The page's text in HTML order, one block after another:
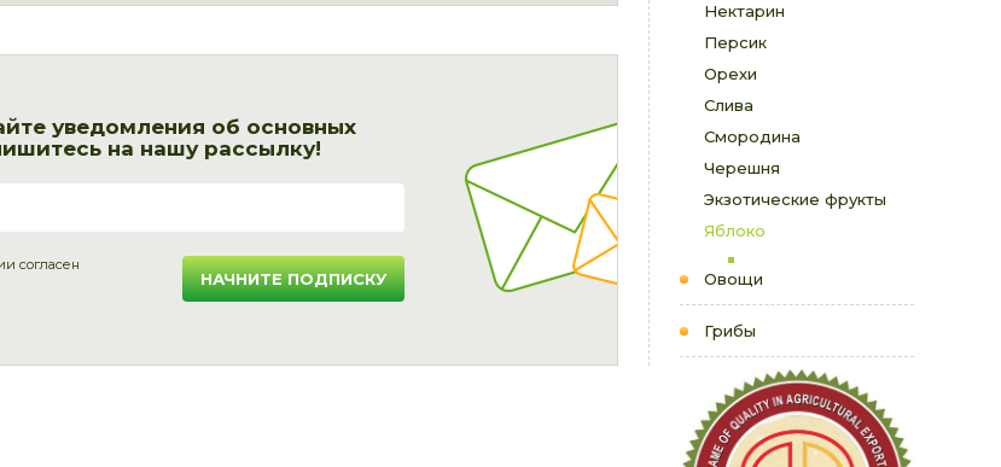
Нектарин
Персик
Орехи
Слива
Смородина
Черешня
Экзотические фрукты
Яблоко
Овощи
Грибы
уведомления об основных
на нашу рассылку!
и согласен
НАЧНИТЕ ПОДПИСКУ